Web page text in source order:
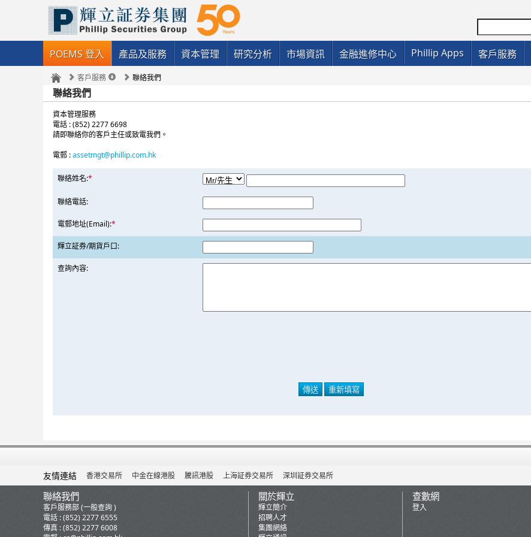
POEMS 登入 產品及服務 資本管理 研究分析 市場資訊 金融進修中心 Phillip Apps 客戶服務
客戶服務 聯絡我們
聯絡我們
資本管理服務
電話 : (852) 2277 6698
請即聯絡你的客戶主任或致電我們。
電郵 :assetmgt@phillip.com.hk
聯絡姓名:*
聯絡電話:
電郵地址(Email):*
輝立証券/期貨戶口:
查詢內容:
友情連結 香港交易所 中金在線港股 騰訊港股 上海証券交易所 深圳証券交易所
聯絡我們
客戶服務部 (一般查詢 )
電話 : (852) 2277 6555
傳真 : (852) 2277 6008
關於輝立
輝立簡介
招聘人才
集團網絡
查數網
登入